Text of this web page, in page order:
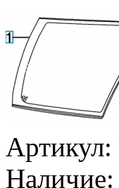
Артикул:
Наличие: